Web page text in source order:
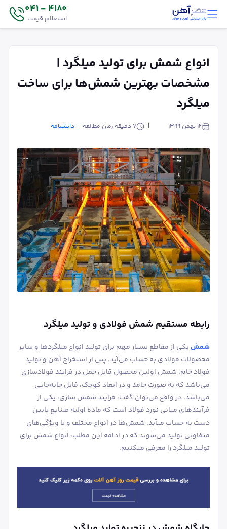
4180 - 041
استعلام قیمت
انواع شمش برای تولید میلگرد |
مشخصات بهترین شمش‌ها برای ساخت
میلگرد
۱۲ بهمن ۱۳۹۹ 7 دقیقه زمان مطالعه دانشنامه
رابطه مستقیم شمش فولادی و تولید میلگرد
شمش یکی از مقاطع بسیار مهم برای تولید انواع میلگردها و سایر
محصولات فولادی به حساب می‎‌آید. پس از استخراج آهن و تولید
فولاد خام، شمش اولین محصول قابل حمل در فرایند فولادسازی
می‌باشد که به صورت جامد و در ابعاد کوچک، قابل جابه‌جایی
می‌باشد. در واقع می‌توان گفت، فرآیند شمش سازی، یکی از
فرآیندهای میانی نورد فولاد است که ماده اولیه صنایع پایین
دست به حساب می‎آید. شمش‌ها در انواع مختلف و با ویژگی‌های
متفاوتی تولید می‌شوند که در ادامه این مطلب، انواع شمش برای
تولید میلگرد را معرفی می‎کنیم.